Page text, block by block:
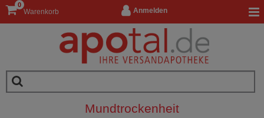
Anmelden
Warenkorb
0
Mundtrockenheit